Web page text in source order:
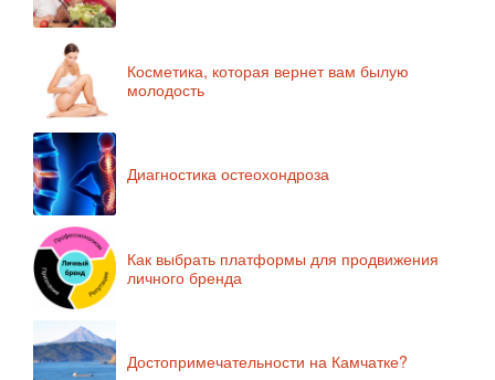
Косметика, которая вернет вам былую
молодость
Диагностика остеохондроза
Как выбрать платформы для продвижения
личного бренда
Достопримечательности на Камчатке?